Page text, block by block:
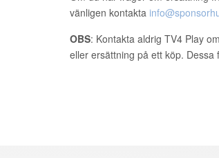
vänligen kontakta
OBS: Kontakta aldrig TV4 Play
eller ersättning på ett köp.